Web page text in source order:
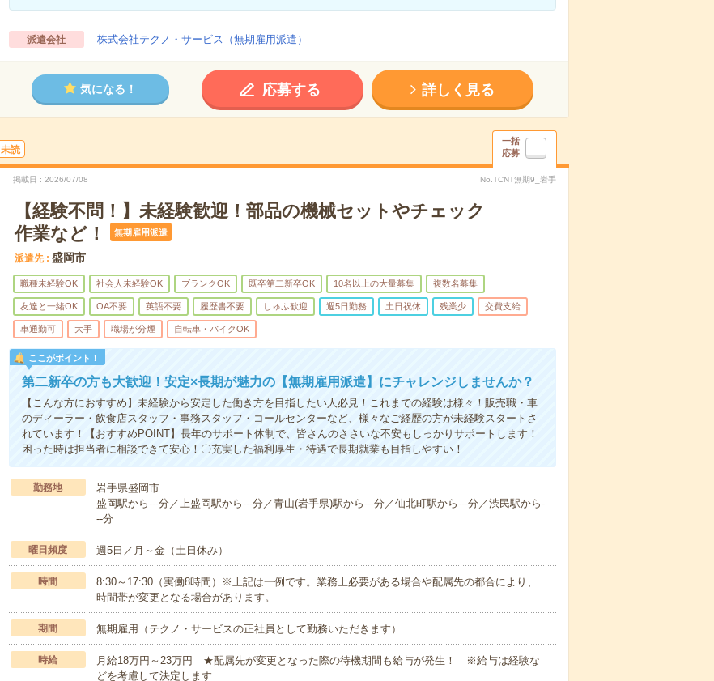
派遣会社 株式会社テクノ・サービス（無期雇用派遣）
気になる！ 応募する 詳しく見る
未読
一括
応募
掲載日 2026/07/08 No.TCNT無期9_岩手
【経験不問！】未経験歓迎！部品の機械セットやチェック
作業など！
無期雇用派遣
派遣先 盛岡市
職種未経験OK 社会人未経験OK ブランクOK 既卒第二新卒OK 10名以上の大量募集 複数名募集
友達と一緒OK OA不要 英語不要 履歴書不要 しゅふ歓迎 週5日勤務 土日祝休 残業少 交費支給
車通勤可 大手 職場が分煙 自転車・バイクOK
ここがポイント！
第二新卒の方も大歓迎！安定×長期が魅力の【無期雇用派遣】にチャレンジしませんか？
【こんな方におすすめ】未経験から安定した働き方を目指したい人必見！これまでの経験は様々！販売職・車
のディーラー・飲食店スタッフ・事務スタッフ・コールセンターなど、様々なご経歴の方が未経験スタートさ
れています！【おすすめPOINT】長年のサポート体制で、皆さんのささいな不安もしっかりサポートします！
困った時は担当者に相談できて安心！〇充実した福利厚生・待遇で長期就業も目指しやすい！
勤務地
岩手県盛岡市
盛岡駅から---分／上盛岡駅から---分／青山(岩手県)駅から---分／仙北町駅から---分／渋民駅から-
--分
曜日頻度 週5日／月～金（土日休み）
時間
8:30～17:30（実働8時間）※上記は一例です。業務上必要がある場合や配属先の都合により、
時間帯が変更となる場合があります。
期間 無期雇用（テクノ・サービスの正社員として勤務いただきます）
時給
月給18万円～23万円 ★配属先が変更となった際の待機期間も給与が発生！ ※給与は経験な
どを考慮して決定します